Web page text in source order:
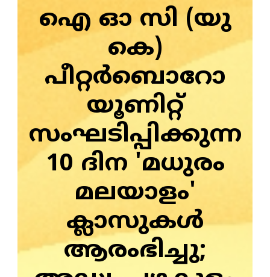
ഐ ഓ സി (യു
കെ)
പീറ്റര്‍ബൊറോ
യൂണിറ്റ്
സംഘടിപ്പിക്കുന്ന
10 ദിന 'മധുരം
മലയാളം'
ക്ലാസുകള്‍
ആരംഭിച്ചു;